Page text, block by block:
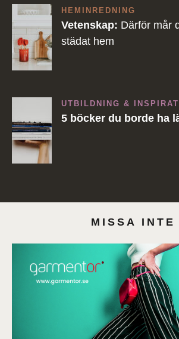
HEMINREDNING
Vetenskap: Därför mår
städat hem
UTBILDNING &
5 böcker du borde ha
MISSA INTE